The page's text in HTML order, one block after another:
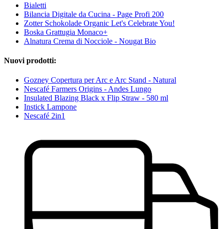
Bialetti
Bilancia Digitale da Cucina - Page Profi 200
Zotter Schokolade Organic Let's Celebrate You!
Boska Grattugia Monaco+
Alnatura Crema di Nocciole - Nougat Bio
Nuovi prodotti:
Gozney Copertura per Arc e Arc Stand - Natural
Nescafé Farmers Origins - Andes Lungo
Insulated Blazing Black x Flip Straw - 580 ml
Instick Lampone
Nescafé 2in1